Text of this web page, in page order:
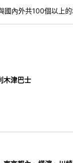
內外共100個以上
木津巴士